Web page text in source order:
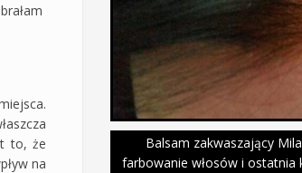
to, że
na
Balsam zakwaszający
farbowanie włosów i ostatnia